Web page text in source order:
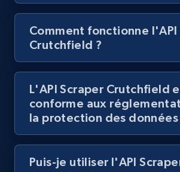
Currency, Discount, Initial price, and
1.1K+ 149+
Lazada - Products
URL, Title, Rating, Reviews, Initial
992+ 165+
Comment fonctionne l'API
Crutchfield ?
L'API Scraper Crutchfield
conforme aux
la protection des données
Puis-je utiliser l'API